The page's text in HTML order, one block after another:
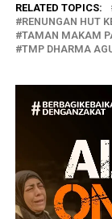
RELATED TOPICS:
RENUNGAN HUT
TAMAN MAKAM
TMP DHARMA